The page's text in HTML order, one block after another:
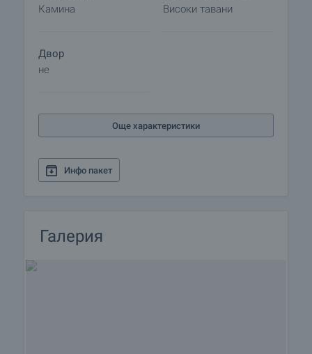
Камина
Високи тавани
Двор
не
Още характеристики
Инфо пакет
Галерия